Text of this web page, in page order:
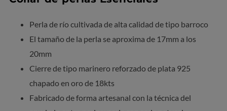
Perla de río cultivada de alta calidad de tipo barroco
El tamaño de la perla se aproxima de 17mm a los
20mm
Cierre de tipo marinero reforzado de plata 925
chapado en oro de 18kts
Fabricado de forma artesanal con la técnica del